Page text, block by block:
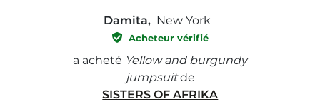
Damita, New York
Acheteur vérifié
a acheté Yellow and burgundy
jumpsuitde
SISTERS OF AFRIKA